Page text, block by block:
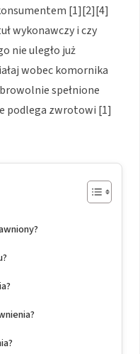
[1][2][4]
wykonawczy i czy
nie uległo już
wobec komornika
spełnione
podlega zwrotowi [1]